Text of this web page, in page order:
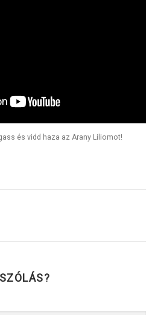
és vidd haza az Arany Liliomot!